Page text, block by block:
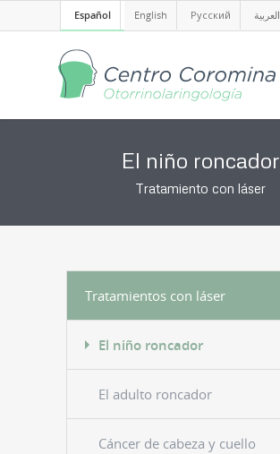
Español English Русский العربية
El niño roncador
Tratamiento con láser
Tratamientos con láser
El niño roncador
El adulto roncador
Cáncer de cabeza y cuello